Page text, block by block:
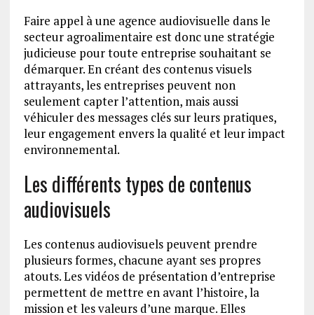
Faire appel à une agence audiovisuelle dans le
secteur agroalimentaire est donc une stratégie
judicieuse pour toute entreprise souhaitant se
démarquer. En créant des contenus visuels
attrayants, les entreprises peuvent non
seulement capter l’attention, mais aussi
véhiculer des messages clés sur leurs pratiques,
leur engagement envers la qualité et leur impact
environnemental.
Les différents types de contenus
audiovisuels
Les contenus audiovisuels peuvent prendre
plusieurs formes, chacune ayant ses propres
atouts. Les vidéos de présentation d’entreprise
permettent de mettre en avant l’histoire, la
mission et les valeurs d’une marque. Elles